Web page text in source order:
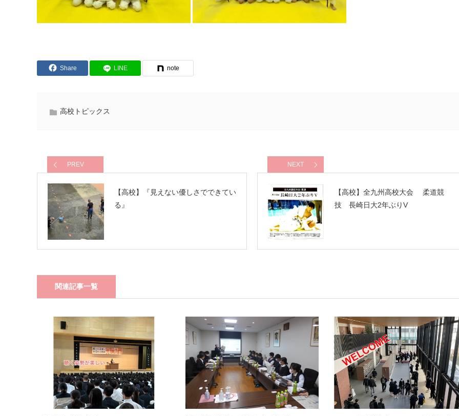
Share LINE note
高校トピックス
PREV
【高校】『見えない優しさでできてい
る』
NEXT
【高校】全九州高校大会 柔道競
技 長崎日大2年ぶりV
関連記事一覧